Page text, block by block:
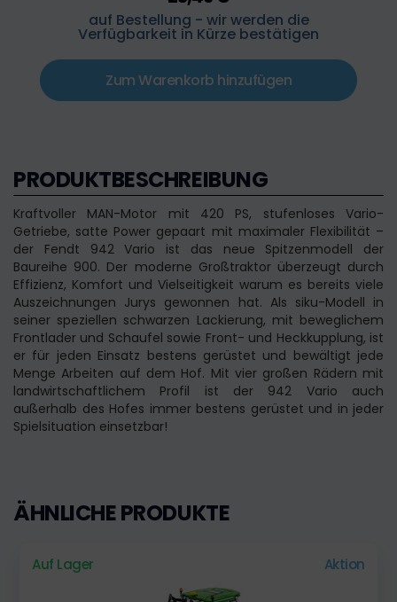
auf Bestellung - wir werden die
Verfügbarkeit in Kürze bestätigen
Zum Warenkorb hinzufügen
PRODUKTBESCHREIBUNG
Kraftvoller MAN-Motor mit 420 PS, stufenloses Vario-
Getriebe, satte Power gepaart mit maximaler Flexibilität –
der Fendt 942 Vario ist das neue Spitzenmodell der
Baureihe 900. Der moderne Großtraktor überzeugt durch
Effizienz, Komfort und Vielseitigkeit warum es bereits viele
Auszeichnungen Jurys gewonnen hat. Als siku-Modell in
seiner speziellen schwarzen Lackierung, mit beweglichem
Frontlader und Schaufel sowie Front- und Heckkupplung, ist
er für jeden Einsatz bestens gerüstet und bewältigt jede
Menge Arbeiten auf dem Hof. Mit vier großen Rädern mit
landwirtschaftlichem Profil ist der 942 Vario auch
außerhalb des Hofes immer bestens gerüstet und in jeder
Spielsituation einsetzbar!
ÄHNLICHE PRODUKTE
Auf Lager Aktion